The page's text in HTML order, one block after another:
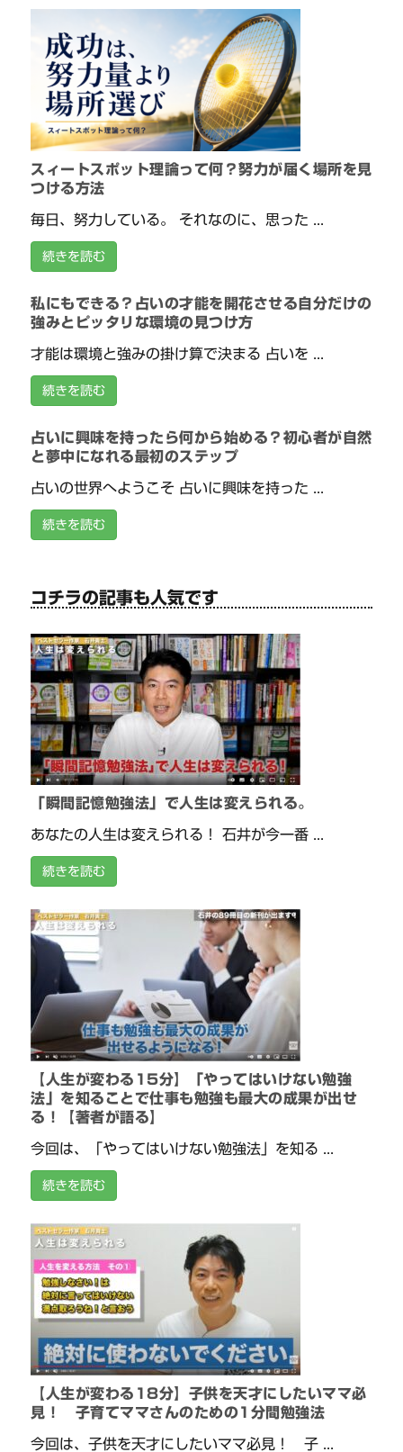
スィートスポット理論って何？努力が届く場所を見
つける方法
毎日、努力している。 それなのに、思った ...
続きを読む
私にもできる？占いの才能を開花させる自分だけの
強みとピッタリな環境の見つけ方
才能は環境と強みの掛け算で決まる 占いを ...
続きを読む
占いに興味を持ったら何から始める？初心者が自然
と夢中になれる最初のステップ
占いの世界へようこそ 占いに興味を持った ...
続きを読む
コチラの記事も人気です
「瞬間記憶勉強法」で人生は変えられる。
あなたの人生は変えられる！ 石井が今一番 ...
続きを読む
【人生が変わる15分】「やってはいけない勉強
法」を知ることで仕事も勉強も最大の成果が出せ
る！【著者が語る】
今回は、「やってはいけない勉強法」を知る ...
続きを読む
【人生が変わる18分】子供を天才にしたいママ必
見！ 子育てママさんのための1分間勉強法
今回は、子供を天才にしたいママ必見！ 子 ...